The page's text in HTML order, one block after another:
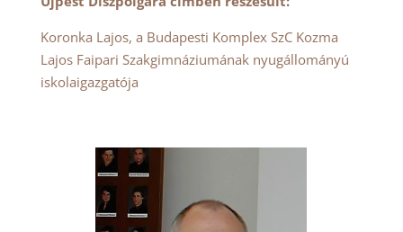
Koronka Lajos, a Budapesti Komplex SzC Kozma
Lajos Faipari Szakgimnáziumának nyugállományú
iskolaigazgatója